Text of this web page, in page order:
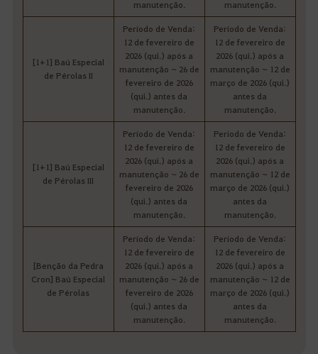
manutenção.
manutenção.
[1+1] Baú Especial
de Pérolas II
Período de Venda:
12 de fevereiro de
2026 (qui.) após a
manutenção ~ 26 de
fevereiro de 2026
(qui.) antes da
manutenção.
Período de Venda:
12 de fevereiro de
2026 (qui.) após a
manutenção ~ 12 de
março de 2026 (qui.)
antes da
manutenção.
[1+1] Baú Especial
de Pérolas III
Período de Venda:
12 de fevereiro de
2026 (qui.) após a
manutenção ~ 26 de
fevereiro de 2026
(qui.) antes da
manutenção.
Período de Venda:
12 de fevereiro de
2026 (qui.) após a
manutenção ~ 12 de
março de 2026 (qui.)
antes da
manutenção.
[Benção da Pedra
Cron] Baú Especial
de Pérolas
Período de Venda:
12 de fevereiro de
2026 (qui.) após a
manutenção ~ 26 de
fevereiro de 2026
(qui.) antes da
manutenção.
Período de Venda:
12 de fevereiro de
2026 (qui.) após a
manutenção ~ 12 de
março de 2026 (qui.)
antes da
manutenção.